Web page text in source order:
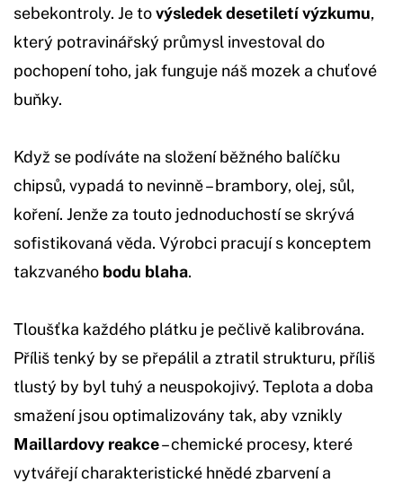
sebekontroly. Je tovýsledek desetiletí výzkumu,
který potravinářský průmysl investoval do
pochopení toho, jak funguje náš mozek a chuťové
buňky.
Když se podíváte na složení běžného balíčku
chipsů, vypadá to nevinně – brambory, olej, sůl,
koření. Jenže za touto jednoduchostí se skrývá
sofistikovaná věda. Výrobci pracují s konceptem
takzvaného bodu blaha.
Tloušťka každého plátku je pečlivě kalibrována.
Příliš tenký by se přepálil a ztratil strukturu, příliš
tlustý by byl tuhý a neuspokojivý. Teplota a doba
smažení jsou optimalizovány tak, aby vznikly
Maillardovy reakce– chemické procesy, které
vytvářejí charakteristické hnědé zbarvení a